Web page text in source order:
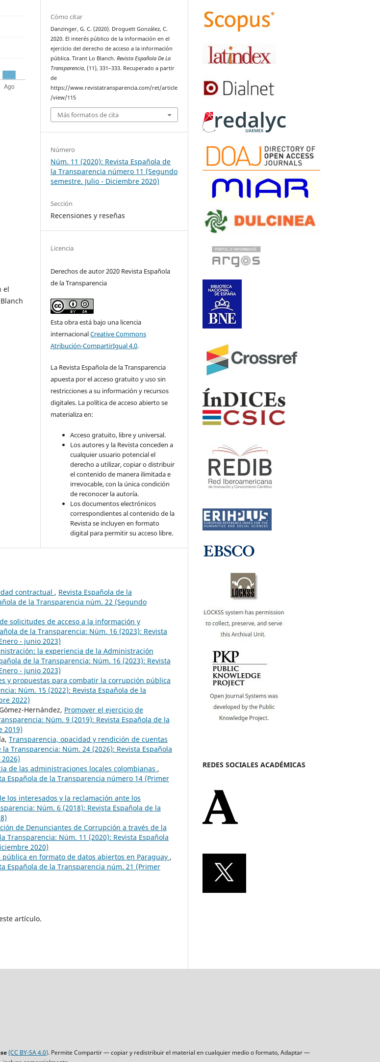
el
Cómo citar
Danzinger, G. C. (2020). Droguett González, C.
2020. El interés público de la información en el
ejercicio del derecho de acceso a la información
pública. Tirant Lo Blanch.Revista Española De La
Transparencia, (11), 331–333. Recuperado a partir
de
https://www.revistatransparencia.com/ret/article
/view/115
Más formatos de cita
Número
Núm. 11 (2020): Revista Española de
la Transparencia número 11 (Segundo
semestre. Julio - Diciembre 2020)
Sección
Recensiones y reseñas
Licencia
Derechos de autor 2020 Revista Española
de la Transparencia
Esta obra está bajo una licencia
internacionalCreative Commons
Atribución-CompartirIgual 4.0.
La Revista Española de la Transparencia
apuesta por el acceso gratuito y uso sin
restricciones a su información y recursos
digitales. La política de acceso abierto se
materializa en:
Acceso gratuito, libre y universal.
Los autores y la Revista conceden a
cualquier usuario potencial el
derecho a utilizar, copiar o distribuir
el contenido de manera ilimitada e
irrevocable, con la única condición
de reconocer la autoría.
Los documentos electrónicos
correspondientes al contenido de la
Revista se incluyen en formato
digital para permitir su acceso libre.
contractual , Revista Española de la
de la Transparencia núm. 22 (Segundo
solicitudes de acceso a la información y
de la Transparencia: Núm. 16 (2023): Revista
- junio 2023)
la experiencia de la Administración
de la Transparencia: Núm. 16 (2023): Revista
- junio 2023)
y propuestas para combatir la corrupción pública
Núm. 15 (2022): Revista Española de la
2022)
Hernández, Promover el ejercicio de
Núm. 9 (2019): Revista Española de la
2019)
Transparencia, opacidad y rendición de cuentas
la Transparencia: Núm. 24 (2026): Revista Española
de las administraciones locales colombianas ,
Española de la Transparencia número 14 (Primer
los interesados y la reclamación ante los
Núm. 6 (2018): Revista Española de la
de Denunciantes de Corrupción a través de la
Transparencia: Núm. 11 (2020): Revista Española
2020)
en formato de datos abiertos en Paraguay ,
Española de la Transparencia núm. 21 (Primer
artículo.
REDES SOCIALES ACADÉMICAS
(CC BY-SA 4.0). Permite Compartir — copiar y redistribuir el material en cualquier medio o formato, Adaptar —